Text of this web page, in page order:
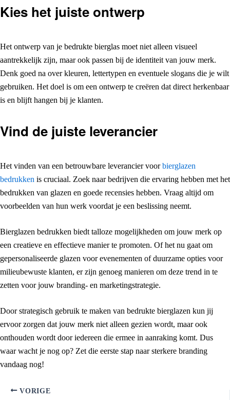
Kies het juiste ontwerp
Het ontwerp van je bedrukte bierglas moet niet alleen visueel
aantrekkelijk zijn, maar ook passen bij de identiteit van jouw merk.
Denk goed na over kleuren, lettertypen en eventuele slogans die je wilt
gebruiken. Het doel is om een ontwerp te creëren dat direct herkenbaar
is en blijft hangen bij je klanten.
Vind de juiste leverancier
Het vinden van een betrouwbare leverancier voorbierglazen
bedrukken is cruciaal. Zoek naar bedrijven die ervaring hebben met het
bedrukken van glazen en goede recensies hebben. Vraag altijd om
voorbeelden van hun werk voordat je een beslissing neemt.
Bierglazen bedrukken biedt talloze mogelijkheden om jouw merk op
een creatieve en effectieve manier te promoten. Of het nu gaat om
gepersonaliseerde glazen voor evenementen of duurzame opties voor
milieubewuste klanten, er zijn genoeg manieren om deze trend in te
zetten voor jouw branding- en marketingstrategie.
Door strategisch gebruik te maken van bedrukte bierglazen kun jij
ervoor zorgen dat jouw merk niet alleen gezien wordt, maar ook
onthouden wordt door iedereen die ermee in aanraking komt. Dus
waar wacht je nog op? Zet die eerste stap naar sterkere branding
vandaag nog!
VORIGE